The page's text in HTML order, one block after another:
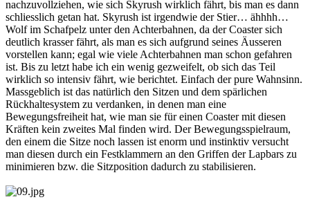
nachzuvollziehen, wie sich Skyrush wirklich fährt, bis man es dann
schliesslich getan hat. Skyrush ist irgendwie der Stier… ähhhh…
Wolf im Schafpelz unter den Achterbahnen, da der Coaster sich
deutlich krasser fährt, als man es sich aufgrund seines Äusseren
vorstellen kann; egal wie viele Achterbahnen man schon gefahren
ist. Bis zu letzt habe ich ein wenig gezweifelt, ob sich das Teil
wirklich so intensiv fährt, wie berichtet. Einfach der pure Wahnsinn.
Massgeblich ist das natürlich den Sitzen und dem spärlichen
Rückhaltesystem zu verdanken, in denen man eine
Bewegungsfreiheit hat, wie man sie für einen Coaster mit diesen
Kräften kein zweites Mal finden wird. Der Bewegungsspielraum,
den einem die Sitze noch lassen ist enorm und instinktiv versucht
man diesen durch ein Festklammern an den Griffen der Lapbars zu
minimieren bzw. die Sitzposition dadurch zu stabilisieren.